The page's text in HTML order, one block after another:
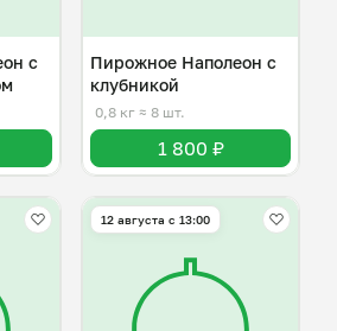
с
Пирожное Наполеон с
клубникой
0,8 кг ≈ 8 шт.
1 800 ₽
12 августа с 13:00